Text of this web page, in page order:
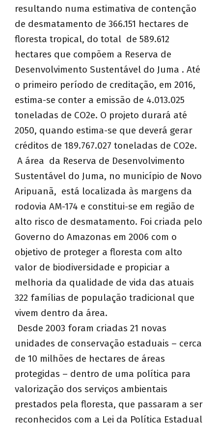
resultando numa estimativa de contenção
de desmatamento de 366.151 hectares de
floresta tropical, do total de 589.612
hectares que compõem a Reserva de
Desenvolvimento Sustentável do Juma . Até
o primeiro período de creditação, em 2016,
estima-se conter a emissão de 4.013.025
toneladas de CO2e. O projeto durará até
2050, quando estima-se que deverá gerar
créditos de 189.767.027 toneladas de CO2e.
A área da Reserva de Desenvolvimento
Sustentável do Juma, no município de Novo
Aripuanã, está localizada às margens da
rodovia AM-174 e constitui-se em região de
alto risco de desmatamento. Foi criada pelo
Governo do Amazonas em 2006 com o
objetivo de proteger a floresta com alto
valor de biodiversidade e propiciar a
melhoria da qualidade de vida das atuais
322 famílias de população tradicional que
vivem dentro da área.
Desde 2003 foram criadas 21 novas
unidades de conservação estaduais – cerca
de 10 milhões de hectares de áreas
protegidas – dentro de uma política para
valorização dos serviços ambientais
prestados pela floresta, que passaram a ser
reconhecidos com a Lei da Política Estadual